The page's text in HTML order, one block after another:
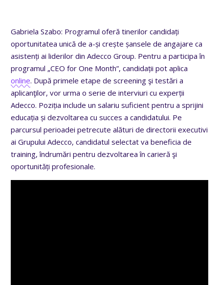
Gabriela Szabo: Programul oferă tinerilor candidați
oportunitatea unică de a-și crește șansele de angajare ca
asistenți ai liderilor din Adecco Group. Pentru a participa în
programul „CEO for One Month”, candidații pot aplica
online. După primele etape de screening şi testări a
aplicanţilor, vor urma o serie de interviuri cu experții
Adecco. Poziția include un salariu suficient pentru a sprijini
educația și dezvoltarea cu succes a candidatului. Pe
parcursul perioadei petrecute alături de directorii executivi
ai Grupului Adecco, candidatul selectat va beneficia de
training, îndrumări pentru dezvoltarea în carieră şi
oportunități profesionale.